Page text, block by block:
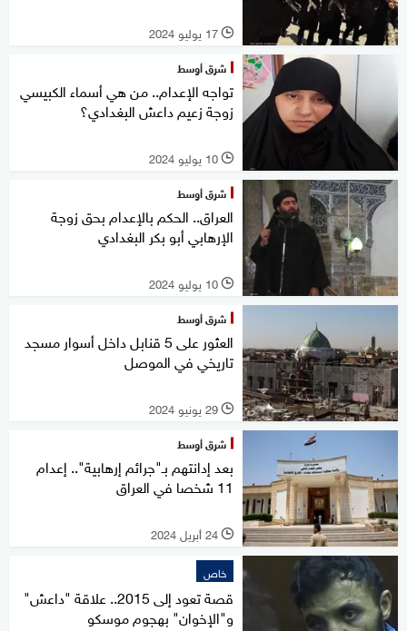
l 17 يوليو 2024
شرق أوسط
تواجه الإعدام.. من هي أسماء الكبيسي
زوجة زعيم داعش البغدادي؟
l 10 يوليو 2024
شرق أوسط
العراق.. الحكم بالإعدام بحق زوجة
الإرهابي أبو بكر البغدادي
l 10 يوليو 2024
شرق أوسط
العثور على 5 قنابل داخل أسوار مسجد
تاريخي في الموصل
l 29 يونيو 2024
شرق أوسط
بعد إدانتهم بـ"جرائم إرهابية".. إعدام
11 شخصا في العراق
l 24 أبريل 2024
خاص
قصة تعود إلى 2015.. علاقة "داعش"
و"الإخوان" بهجوم موسكو